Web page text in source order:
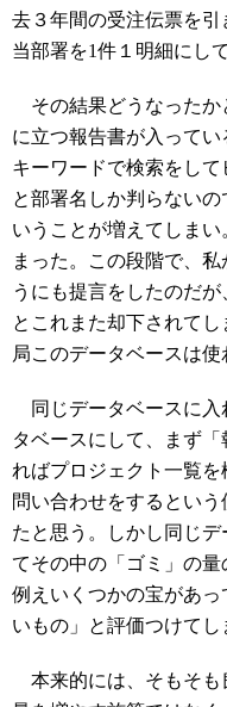
去３年間の受注伝票を
当部署を1件１明細にし
その結果どうなったか
に立つ報告書が入ってい
キーワードで検索をし
と部署名しか判らない
いうことが増えてしま
まった。この段階で、
うにも提言をしたのだが
とこれまた却下されて
局このデータベースは使
同じデータベースに入
タベースにして、まず
ればプロジェクト一覧
問い合わせをするとい
たと思う。しかし同じ
てその中の「ゴミ」の量
例えいくつかの宝があ
いもの」と評価つけてし
本来的には、そもそも